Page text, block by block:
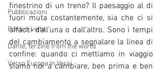
Pubblicazioni
Punti di vista
Dante, terzine from the world
Verso Europa in Versi
finestrino di un treno? Il paesaggio al di
fuori muta costantemente, sia che ci si
affacci dall’una o dall’altro. Sono i tempi
del cambiamento a segnalare la linea di
confine: quando ci mettiamo in viaggio
siamo noi a cambiare, ben prima e ben